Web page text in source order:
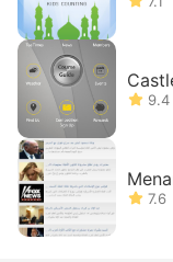
9.4
7.6